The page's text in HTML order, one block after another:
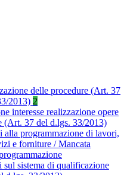
delle procedure (Art. 37
2013) 2
interesse realizzazione opere
(Art. 37 del d.lgs. 33/2013)
alla programmazione di lavori,
e forniture / Mancata
sul sistema di qualificazione